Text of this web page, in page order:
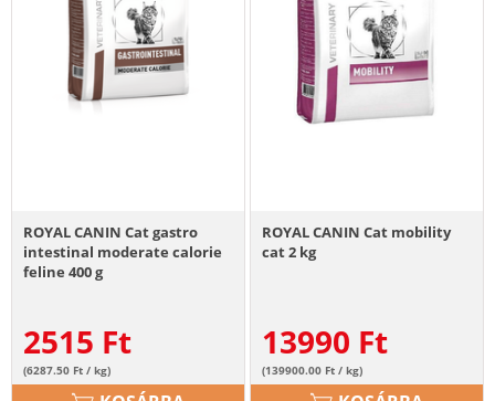
ROYAL CANIN Cat gastro
intestinal moderate calorie
feline 400 g
2515 Ft
(6287.50 Ft / kg)
ROYAL CANIN Cat mobility
cat 2 kg
13990 Ft
(139900.00 Ft / kg)